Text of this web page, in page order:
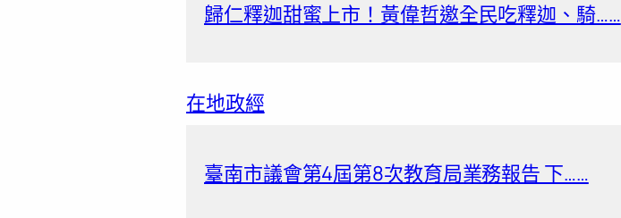
歸仁釋迦甜蜜上市！黃偉哲邀全民吃釋迦、騎……
在地政經
臺南市議會第4屆第8次教育局業務報告 下……